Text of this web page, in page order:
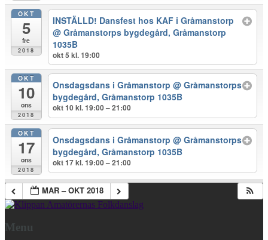
OKT
5
fre
2018
INSTÄLLD! Dansfest hos KAF i Gråmanstorp
@ Gråmanstorps bygdegård, Gråmanstorp
1035B
okt 5 kl. 19:00
OKT
10
ons
2018
Onsdagsdans i Gråmanstorp@ Gråmanstorps
bygdegård, Gråmanstorp 1035B
okt 10 kl. 19:00 – 21:00
OKT
17
ons
2018
Onsdagsdans i Gråmanstorp@ Gråmanstorps
bygdegård, Gråmanstorp 1035B
okt 17 kl. 19:00 – 21:00
MAR – OKT 2018
Menu